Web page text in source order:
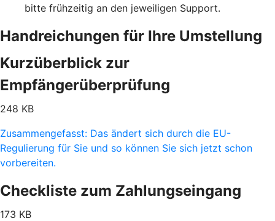
bitte frühzeitig an den jeweiligen Support.
Handreichungen für Ihre Umstellung
Kurzüberblick zur
Empfängerüberprüfung
248 KB
Zusammengefasst: Das ändert sich durch die EU-
Regulierung für Sie und so können Sie sich jetzt schon
vorbereiten.
Checkliste zum Zahlungseingang
173 KB